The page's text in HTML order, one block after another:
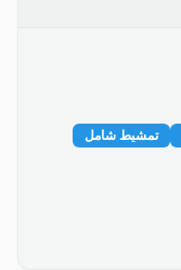
تمشيط شامل